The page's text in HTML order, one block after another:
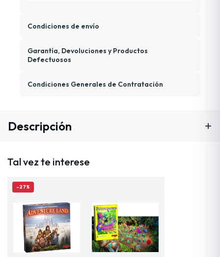
Condiciones de envío
Garantía, Devoluciones y Productos
Defectuosos
Condiciones Generales de Contratación
Descripción
Tal vez te interese
-27%